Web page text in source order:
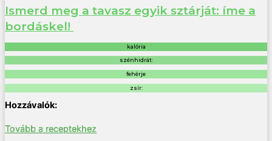
Ismerd meg a tavasz egyik sztárját: íme a
bordáskel!
kalória
szénhidrát:
fehérje
zsír:
Tovább a receptekhez